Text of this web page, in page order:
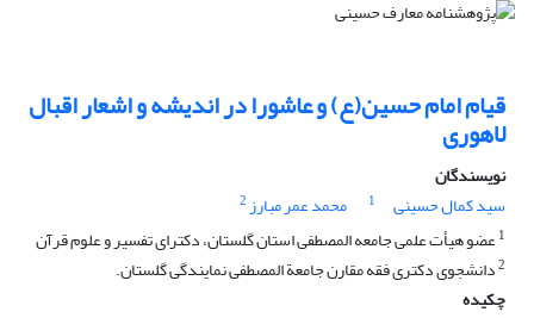
قیام امام حسین(ع) و عاشورا در اندیشه و اشعار اقبال
لاهوری
نویسندگان
سید کمال حسینی
1 محمد عمر مبارز2
1عضو هیأت علمی جامعه المصطفی استان گلستان، دکترای تفسیر و علوم قرآن
2دانشجوی دکتری فقه مقارن جامعة المصطفی نمایندگی گلستان.
چکیده